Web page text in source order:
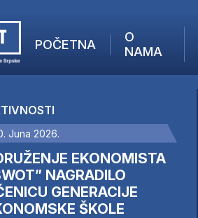
POČETNA
O
NAMA
STRANIH MEDIJA
Juna 2026.
EKONOMISTA
NAGRADILO
GENERACIJE
ŠKOLE